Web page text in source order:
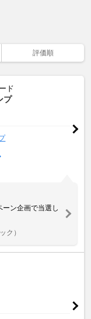
評価順
ド
プ
ン企画で当選し
ク）